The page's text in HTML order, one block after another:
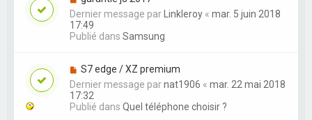
Dernier message parLinkleroy « mar. 5 juin 2018
17:49
Publié dans Samsung
S7 edge / XZ premium
Dernier message parnat1906 « mar. 22 mai 2018
17:32
Publié dans Quel téléphone choisir ?